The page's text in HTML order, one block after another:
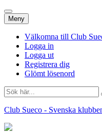
Meny Hoppa
till
innehåll
Välkomna till Club
Logga in
Logga ut
Registrera dig
Glömt lösenord
Sök
efter:
Club Sueco - Svenska